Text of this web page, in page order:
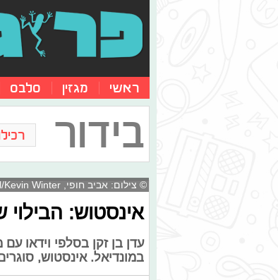
ראשי מגזין סלבס
בידור
© צילום: אביב חופי, Getty images.il/Kevin Winter
אינסטוש:
עדן בן זקן בסלפי וידאו
במונדיאל. אינסטוש,